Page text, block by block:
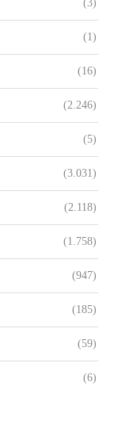
(3)
(1)
(16)
(2.246)
(5)
(3.031)
(2.118)
(1.758)
(947)
(185)
(59)
(6)